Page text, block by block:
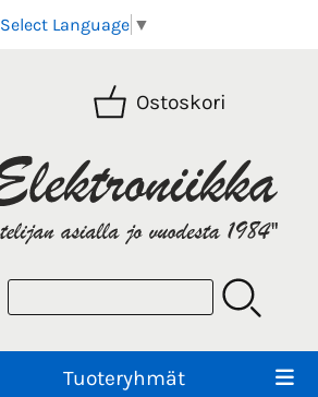
Select Language ▼
Ostoskori
Tuoteryhmät